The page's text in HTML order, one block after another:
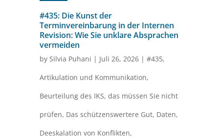
#435: Die Kunst der
Terminvereinbarung in der Internen
Revision: Wie Sie unklare Absprachen
vermeiden
by Silvia Puhani | Juli 26, 2026| #435,
Artikulation und Kommunikation,
Beurteilung des IKS, das müssen Sie nicht
prüfen, Das schützenswertere Gut, Daten,
Deeskalation von Konflikten,